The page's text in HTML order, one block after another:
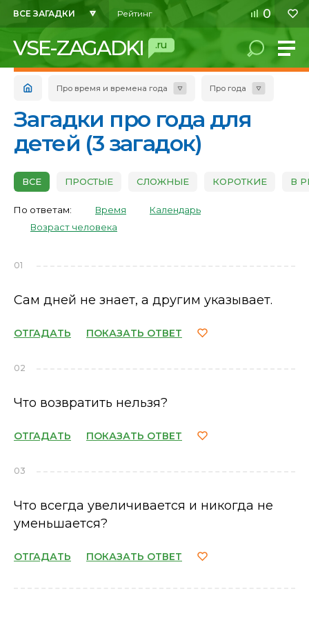
ВСЕ ЗАГАДКИ Рейтинг 0
VSE-ZAGADKI .ru
Про время и времена года Про года
Загадки про года для
детей (3 загадок)
ВСЕ ПРОСТЫЕ СЛОЖНЫЕ КОРОТКИЕ В
По ответам: Время
Календарь
Возраст человека
01
Сам дней не знает, а другим указывает.
ОТГАДАТЬ ПОКАЗАТЬ ОТВЕТ
02
Что возвратить нельзя?
ОТГАДАТЬ ПОКАЗАТЬ ОТВЕТ
03
Что всегда увеличивается и никогда не
уменьшается?
ОТГАДАТЬ ПОКАЗАТЬ ОТВЕТ